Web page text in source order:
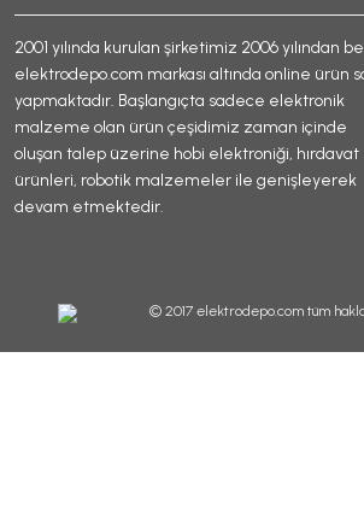
2001 yılında kurulan şirketimiz 2006 yılından
elektrodepo.com markası altında online ürün
yapmaktadır. Başlangıçta sadece elektronik
malzeme olan ürün çeşidimiz zaman içinde
oluşan talep üzerine hobi elektroniği, hırdavat
ürünleri, robotik malzemeler ile genişleyerek
devam etmektedir.
© 2017 elektrodepo.com tüm